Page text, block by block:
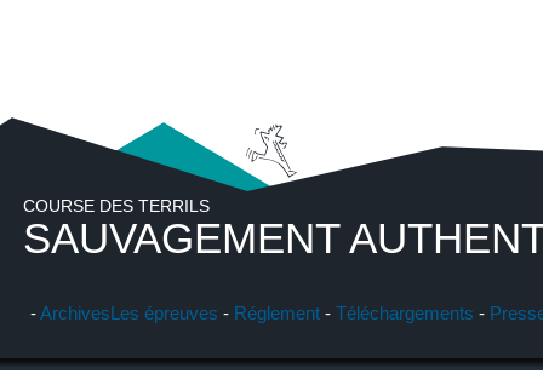
COURSE DES TERRILS
SAUVAGEMENT
-ArchivesLes épreuves - Réglement - Téléchargements -